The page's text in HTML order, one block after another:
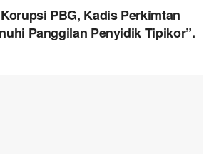
PBG, Kadis Perkimtan
Panggilan Penyidik Tipikor”.